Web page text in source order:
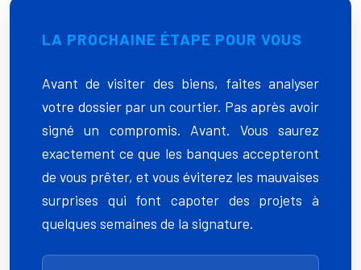
LA PROCHAINE ÉTAPE POUR VOUS
Avant de visiter des biens, faites analyser
votre dossier par un courtier. Pas après avoir
signé un compromis. Avant. Vous saurez
exactement ce que les banques accepteront
de vous prêter, et vous éviterez les mauvaises
surprises qui font capoter des projets à
quelques semaines de la signature.